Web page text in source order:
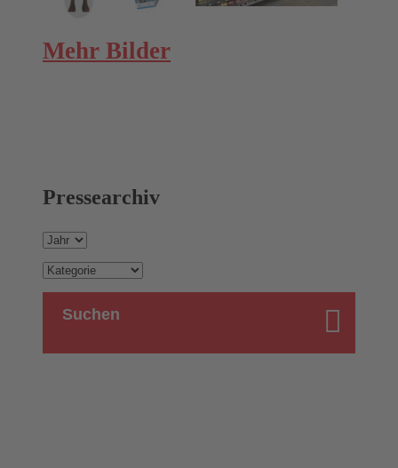
Mehr Bilder
Pressearchiv
Suchen